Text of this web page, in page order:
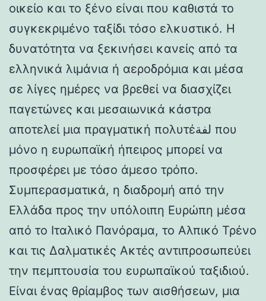
οικείο και το ξένο είναι που καθιστά το
συγκεκριμένο ταξίδι τόσο ελκυστικό. Η
δυνατότητα να ξεκινήσει κανείς από τα
ελληνικά λιμάνια ή αεροδρόμια και μέσα
σε λίγες ημέρες να βρεθεί να διασχίζει
παγετώνες και μεσαιωνικά κάστρα
αποτελεί μια πραγματική πολυτέلفة που
μόνο η ευρωπαϊκή ήπειρος μπορεί να
προσφέρει με τόσο άμεσο τρόπο.
Συμπερασματικά, η διαδρομή από την
Ελλάδα προς την υπόλοιπη Ευρώπη μέσα
από το Ιταλικό Πανόραμα, το Αλπικό Τρένο
και τις Δαλματικές Ακτές αντιπροσωπεύει
την πεμπτουσία του ευρωπαϊκού ταξιδιού.
Είναι ένας θρίαμβος των αισθήσεων, μια